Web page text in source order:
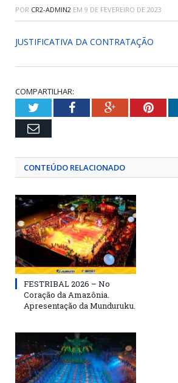
POR CR2-ADMIN2 EM 9 DE FEVEREIRO DE 2023
JUSTIFICATIVA DA CONTRATAÇÃO
COMPARTILHAR:
TwitterFacebookGoogle+
Email
CONTEÚDO RELACIONADO
FESTRIBAL 2026 – No
Coração da Amazônia.
Apresentação da Munduruku.